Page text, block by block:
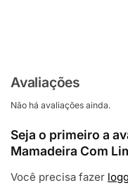
Avaliações
Não há avaliações ainda.
Seja o primeiro a
Mamadeira Com
Você precisa fazer